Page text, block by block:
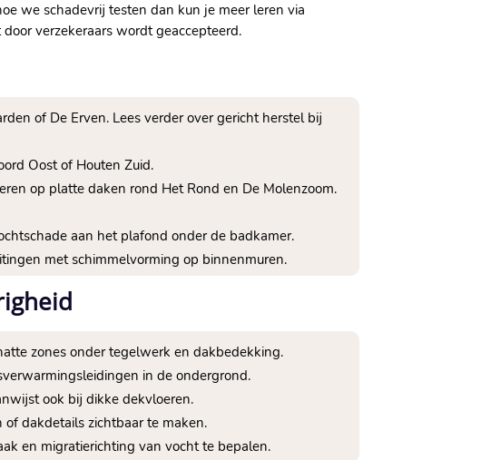
we schadevrij testen dan kun je meer leren via
verzekeraars wordt geaccepteerd.
of De Erven. Lees verder over gericht herstel bij
Oost of Houten Zuid.
op platte daken rond Het Rond en De Molenzoom.
aan het plafond onder de badkamer.
met schimmelvorming op binnenmuren.
zones onder tegelwerk en dakbedekking.
in de ondergrond.
ook bij dikke dekvloeren.
dakdetails zichtbaar te maken.
en migratierichting van vocht te bepalen.